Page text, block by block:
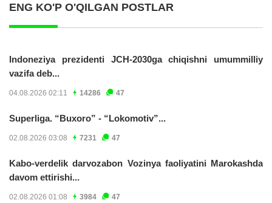
ENG KO'P O'QILGAN POSTLAR
Indoneziya prezidenti JCH-2030ga chiqishni umummilliy
vazifa deb...
04.08.2026 02:11 14286 47
Superliga. “Buxoro” - “Lokomotiv”...
02.08.2026 03:08 7231 47
Kabo-verdelik darvozabon Vozinya faoliyatini Marokashda
davom ettirishi...
02.08.2026 01:08 3984 47